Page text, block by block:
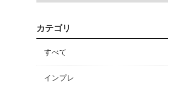
カテゴリ
すべて
インプレ